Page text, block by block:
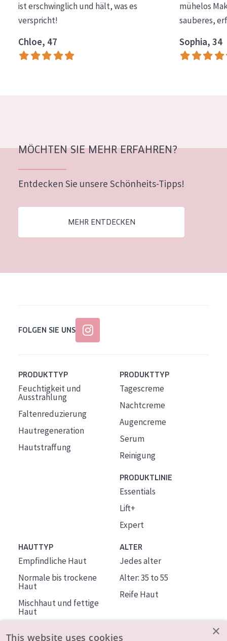
ist erschwinglich und hält, was es
verspricht!
Chloe, 47
mühelos
sauberes,
Sophia, 34
MÖCHTEN SIE MEHR ERFAHREN?
Entdecken Sie unsere Schönheits-Tipps!
MEHR ENTDECKEN
FOLGEN SIE UNS
PRODUKTTYP
Feuchtigkeit und
Ausstrahlung
Faltenreduzierung
Hautregeneration
Hautstraffung
PRODUKTTYP
Tagescreme
Nachtcreme
Augencreme
Serum
Reinigung
PRODUKTLINIE
Essentials
Lift+
Expert
HAUTTYP
Empfindliche Haut
Normale bis trockene
Haut
Mischhaut und fettige
Haut
ALTER
Jedes alter
Alter: 35 to 55
Reife Haut
×
This website uses cookies